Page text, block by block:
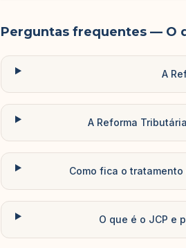
Perguntas frequentes — O
A
A Reforma
Como fica o tratamento
O que é o JCP e